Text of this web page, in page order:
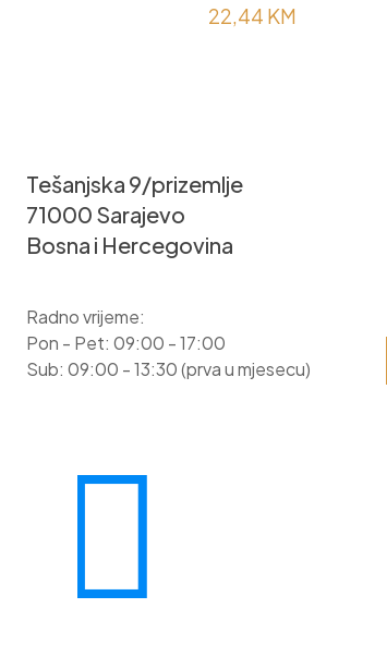
22,44 KM
Tešanjska 9/prizemlje
71000 Sarajevo
Bosna i Hercegovina
Radno vrijeme:
Pon - Pet: 09:00 - 17:00
Sub: 09:00 - 13:30 (prva u mjesecu)